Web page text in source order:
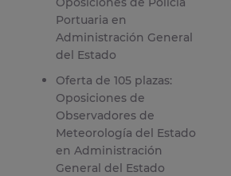
Portuaria en
Administración General
del Estado
Oferta de 105 plazas:
Oposiciones de
Observadores de
Meteorología del Estado
en Administración
General del Estado